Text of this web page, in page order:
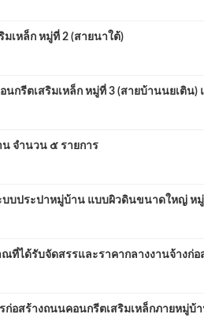
เหล็ก หมู่ที่ 2 (สายนาใต้)
นกรีตเสริมเหล็ก หมู่ที่ 3 (สายบ้านนยเติน
จำนวน ๕ รายการ
บบประปาหมู่บ้าน แบบผิวดินขนาดใหญ่ ห
ที่ได้รับจัดสรรและราคากลางงานจ้างก่
ก่อสร้างถนนคอนกรีตเสริมเหล็กภายหมู่บ้